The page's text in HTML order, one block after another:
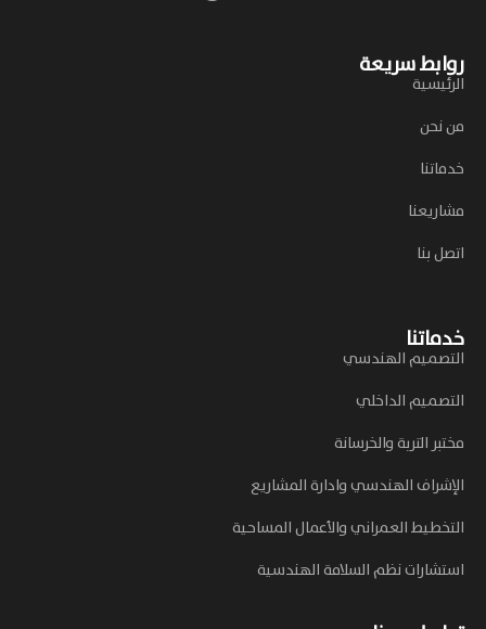
روابط سريعة
الرئيسية
من نحن
خدماتنا
مشاريعنا
اتصل بنا
خدماتنا
التصميم الهندسي
التصميم الداخلي
مختبر التربة والخرسانة
الإشراف الهندسي وادارة المشاريع
التخطيط العمراني والأعمال المساحية
استشارات نظم السلامة الهندسية